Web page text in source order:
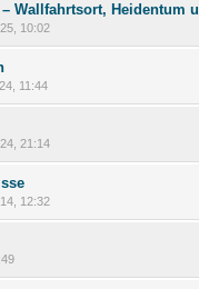
Wallfahrtsort, Heidentum
10:02
11:44
21:14
12:32